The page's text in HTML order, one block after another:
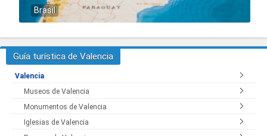
Brasil
Guía turística de Valencia
Valencia
Museos de Valencia
Monumentos de Valencia
Iglesias de Valencia